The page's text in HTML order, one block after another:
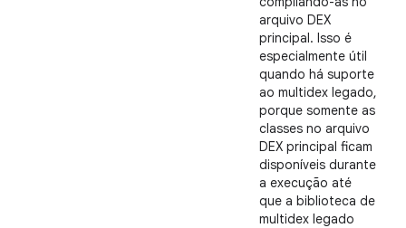
arquivo DEX
principal. Isso é
especialmente útil
quando há suporte
ao multidex legado,
porque somente as
classes no arquivo
DEX principal ficam
disponíveis durante
a execução até
que a biblioteca de
multidex legado